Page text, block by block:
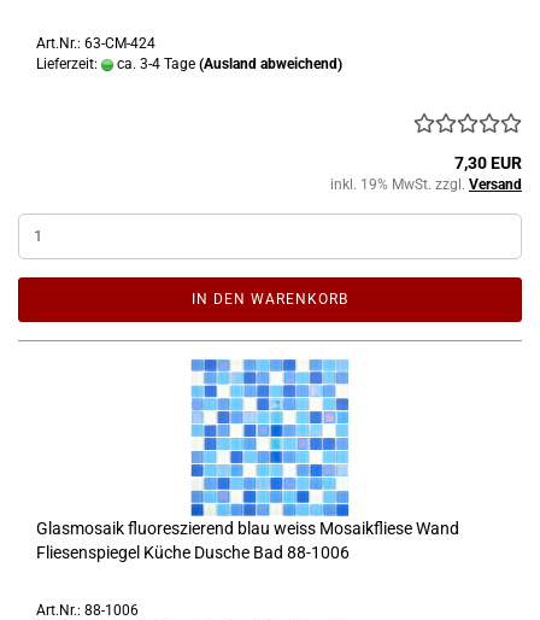
Art.Nr.: 63-CM-424
Lieferzeit:
ca. 3-4 Tage (Ausland abweichend)
7,30 EUR
inkl. 19% MwSt. zzgl. Versand
IN DEN WARENKORB
Glasmosaik fluoreszierend blau weiss Mosaikfliese Wand
Fliesenspiegel Küche Dusche Bad 88-1006
Art.Nr.: 88-1006